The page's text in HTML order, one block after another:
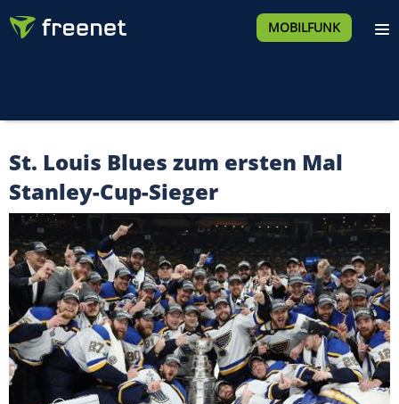
MOBILFUNK
St. Louis Blues zum ersten Mal
Stanley-Cup-Sieger